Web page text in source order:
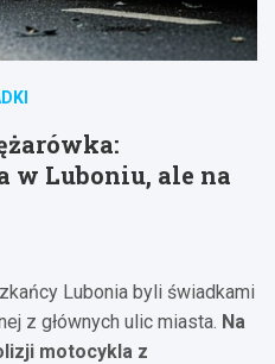
w Luboniu, ale na
Lubonia byli świadkami
z głównych ulic miasta. Na
motocykla z